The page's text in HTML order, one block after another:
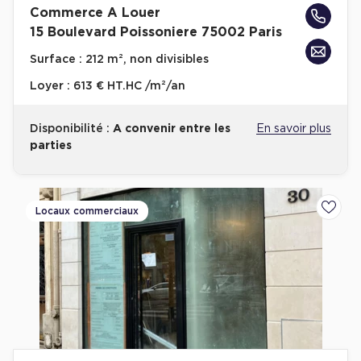
Achat de Bureaux à Rennes
Bureaux certifiés - Environnement
Haussmanniens
Location d'Entrepôts / Activités
Location d'Entrepôts / Activités à Aix-en-Provence
Location d'Entrepôts / Activités à Saint-Priest
Commerce A Louer
15 Boulevard Poissoniere 75002 Paris
Surface : 212 m², non divisibles
Loyer : 613 € HT.HC /m²/an
Disponibilité : A convenir entre les
parties
En savoir plus
Locaux commerciaux